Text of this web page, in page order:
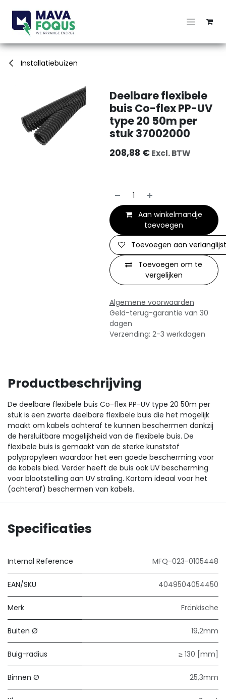
Installatiebuizen
Deelbare flexibele
buis Co-flex PP-UV
type 20 50m per
stuk 37002000
208,88 €Excl. BTW
Aan winkelmandje
toevoegen
Toevoegen om te
vergelijken
Toevoegen aan verlanglijst
Algemene voorwaarden
Geld-terug-garantie van 30
dagen
Verzending: 2-3 werkdagen
Productbeschrijving
De deelbare flexibele buis Co-flex PP-UV type 20 50m per
stuk is een zwarte deelbare flexibele buis die het mogelijk
maakt om kabels achteraf te kunnen beschermen dankzij
de hersluitbare mogelijkheid van de flexibele buis. De
flexibele buis is gemaakt van de sterke kunststof
polypropyleen waardoor het een goede bescherming voor
de kabels bied. Verder heeft de buis ook UV bescherming
voor blootstelling aan UV straling. Kortom ideaal voor het
(achteraf) beschermen van kabels.
Specificaties
Internal Reference MFQ-023-0105448
EAN/SKU 4049504054450
Merk Fränkische
Buiten Ø 19,2mm
Buig-radius ≥ 130 [mm]
Binnen Ø 25,3mm